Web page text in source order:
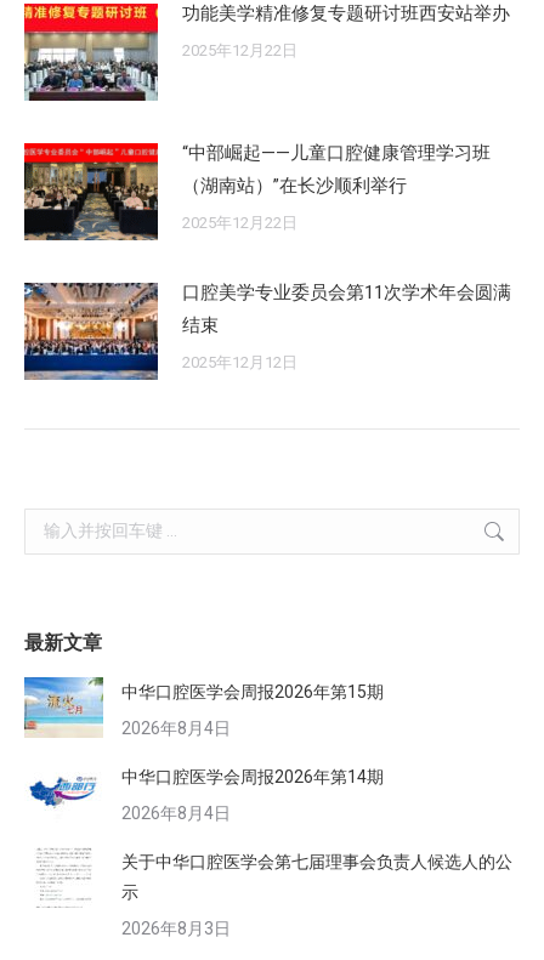
功能美学精准修复专题研讨班西安站举办
2025年12月22日
“中部崛起——儿童口腔健康管理学习班
（湖南站）”在长沙顺利举行
2025年12月22日
口腔美学专业委员会第11次学术年会圆满
结束
2025年12月12日
Search:
最新文章
中华口腔医学会周报2026年第15期
2026年8月4日
中华口腔医学会周报2026年第14期
2026年8月4日
关于中华口腔医学会第七届理事会负责人候选人的公
示
2026年8月3日